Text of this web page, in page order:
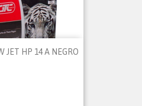
JET HP 14 A NEGRO